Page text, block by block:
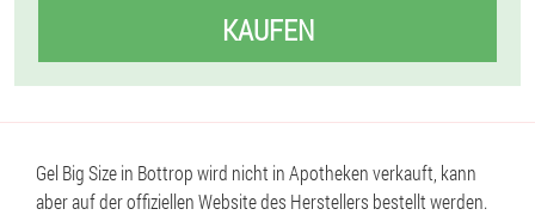
KAUFEN
Gel Big Size in Bottrop wird nicht in Apotheken verkauft, kann
aber auf der offiziellen Website des Herstellers bestellt werden.